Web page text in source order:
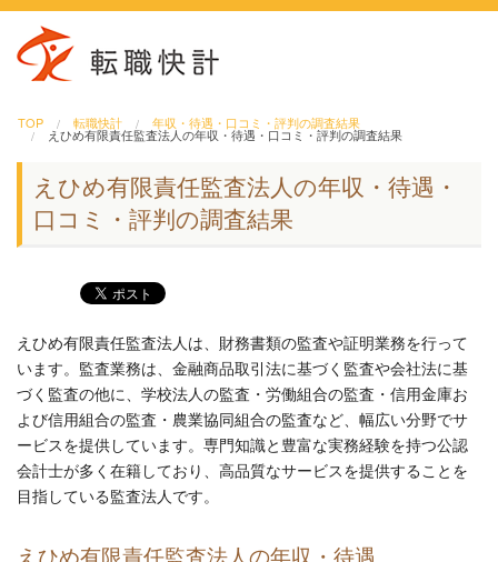
TOP 転職快計 年収・待遇・口コミ・評判の調査結果
えひめ有限責任監査法人の年収・待遇・口コミ・評判の調査結果
えひめ有限責任監査法人の年収・待遇・
口コミ・評判の調査結果
えひめ有限責任監査法人は、財務書類の監査や証明業務を行って
います。監査業務は、金融商品取引法に基づく監査や会社法に基
づく監査の他に、学校法人の監査・労働組合の監査・信用金庫お
よび信用組合の監査・農業協同組合の監査など、幅広い分野でサ
ービスを提供しています。専門知識と豊富な実務経験を持つ公認
会計士が多く在籍しており、高品質なサービスを提供することを
目指している監査法人です。
えひめ有限責任監査法人の年収・待遇